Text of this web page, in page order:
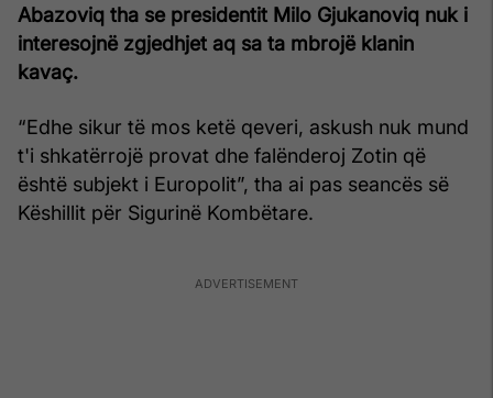
Abazoviq tha se presidentit Milo Gjukanoviq nuk i
interesojnë zgjedhjet aq sa ta mbrojë klanin
kavaç.
“Edhe sikur të mos ketë qeveri, askush nuk mund
t'i shkatërrojë provat dhe falënderoj Zotin që
është subjekt i Europolit”, tha ai pas seancës së
Këshillit për Sigurinë Kombëtare.